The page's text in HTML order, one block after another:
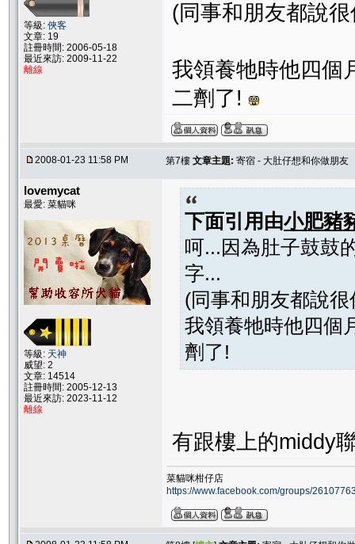
等級: 俠客
文章: 19
註冊時間: 2006-05-18
最近來訪: 2009-11-22
離線
(同事和朋友都說
我領養牠時他四個
二劑了!
2008-01-23 11:58 PM 第7樓 文章主題: 寄宿 - 大肚仔想和你做朋友
lovemycat
最愛: 菜貓咪
等級: 天神
威望: 2
文章: 14514
註冊時間: 2005-12-13
最近來訪: 2023-11-12
離線
下面引用由小肥豬
呵...因為肚子鼓鼓
字...
(同事和朋友都說
我領養牠時他四個
劑了!
有跟樓上的middy
菜貓咪柑仔店
https://www.facebook.com/groups/